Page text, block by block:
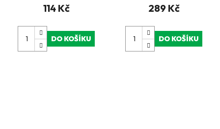
114 Kč
DO KOŠÍKU
289 Kč
DO KOŠÍKU